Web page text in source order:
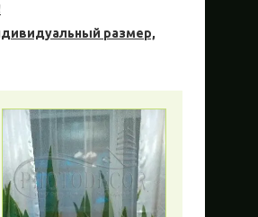
размер,